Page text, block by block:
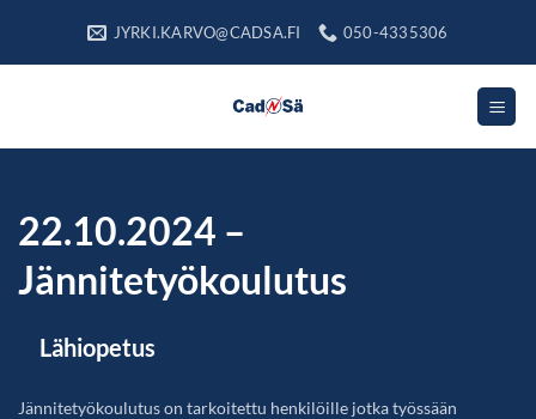
JYRKI.KARVO@CADSA.FI 050-4335306
22.10.2024 –
Jännitetyökoulutus
Lähiopetus
Jännitetyökoulutus on tarkoitettu henkilöille jotka työssään